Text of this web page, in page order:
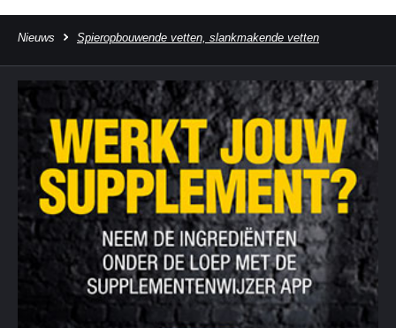
Nieuws Spieropbouwende vetten, slankmakende vetten